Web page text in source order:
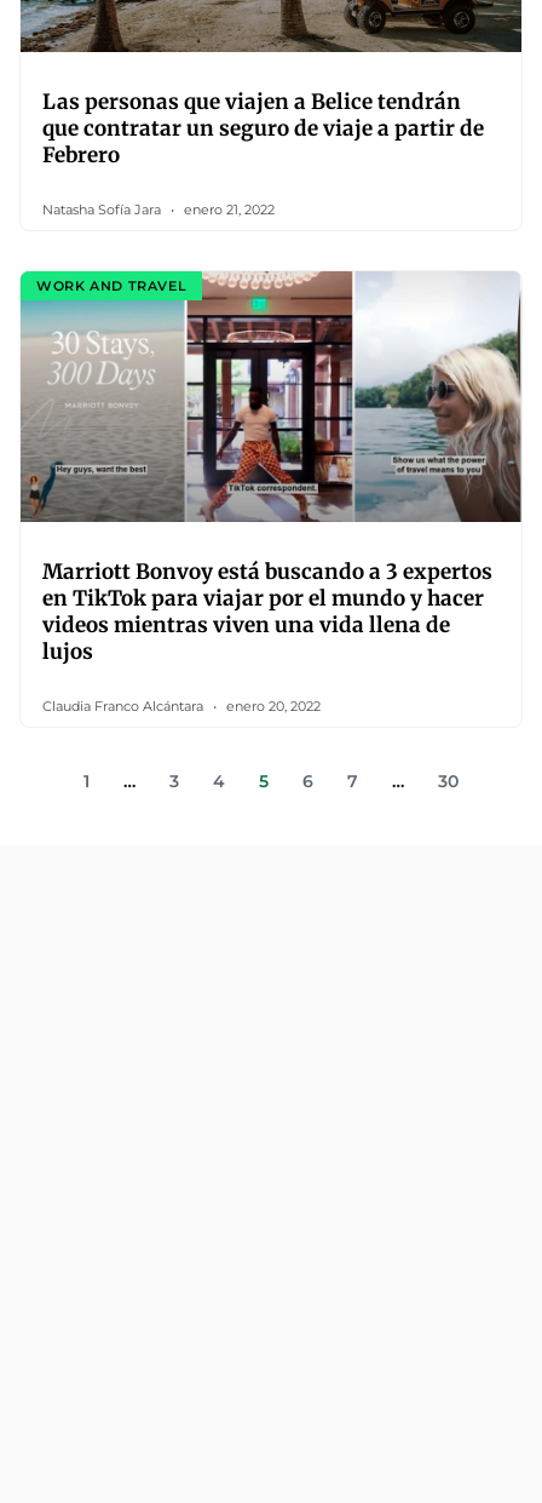
Las personas que viajen a Belice tendrán
que contratar un seguro de viaje a partir de
Febrero
Natasha Sofía Jara enero 21, 2022
WORK AND TRAVEL
Marriott Bonvoy está buscando a 3 expertos
en TikTok para viajar por el mundo y hacer
videos mientras viven una vida llena de
lujos
Claudia Franco Alcántara enero 20, 2022
1 … 3 4 5 6 7 … 30